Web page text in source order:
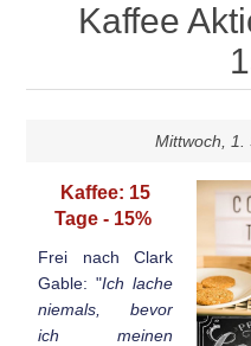
Kaffee
Mittwoch, 1.
Kaffee: 15
Tage - 15%
Frei nach Clark
Gable: "Ich lache
niemals, bevor
ich meinen